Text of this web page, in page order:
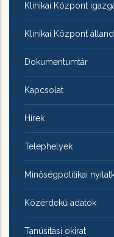
Klinikai Központ
Klinikai Központ
Dokumentumtár
Kapcsolat
Hírek
Telephelyek
Minőségpolitikai
Közérdekű adatok
Tanúsítási okirat